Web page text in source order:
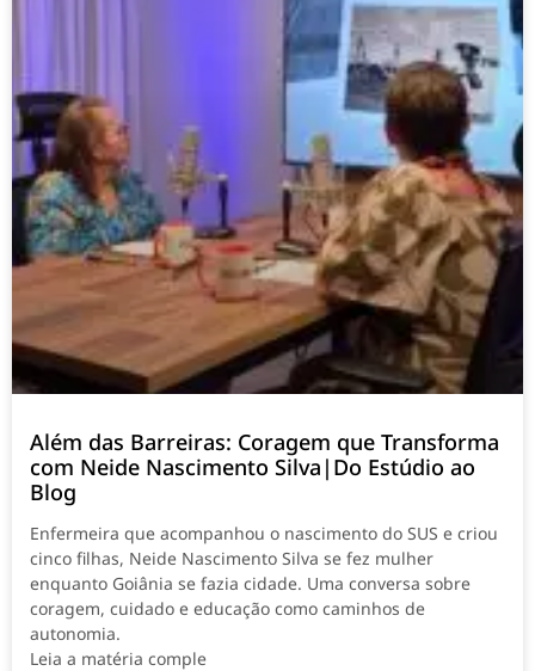
Além das Barreiras: Coragem que Transforma
com Neide Nascimento Silva|Do Estúdio ao
Blog
Enfermeira que acompanhou o nascimento do SUS e criou
cinco filhas, Neide Nascimento Silva se fez mulher
enquanto Goiânia se fazia cidade. Uma conversa sobre
coragem, cuidado e educação como caminhos de
autonomia.
Leia a matéria comple